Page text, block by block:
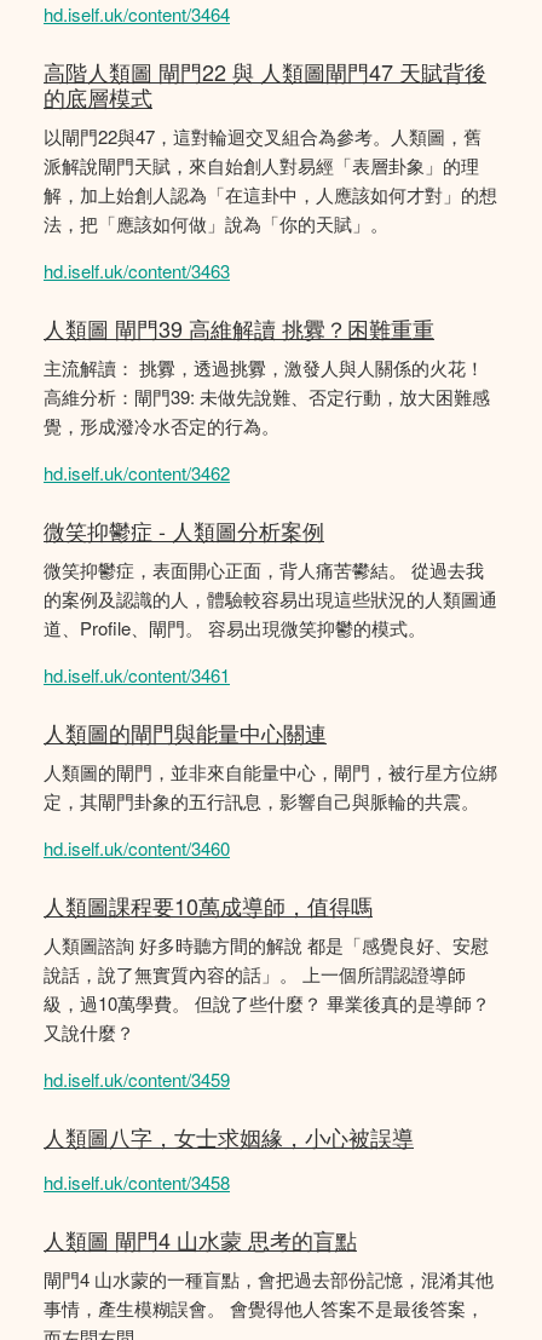
hd.iself.uk/content/3464
高階人類圖 閘門22 與 人類圖閘門47 天賦背後
的底層模式
以閘門22與47，這對輪迴交叉組合為參考。人類圖，舊
派解說閘門天賦，來自始創人對易經「表層卦象」的理
解，加上始創人認為「在這卦中，人應該如何才對」的想
法，把「應該如何做」說為「你的天賦」。
hd.iself.uk/content/3463
人類圖 閘門39 高維解讀 挑釁？困難重重
主流解讀： 挑釁，透過挑釁，激發人與人關係的火花！
高維分析：閘門39: 未做先說難、否定行動，放大困難感
覺，形成潑冷水否定的行為。
hd.iself.uk/content/3462
微笑抑鬱症 - 人類圖分析案例
微笑抑鬱症，表面開心正面，背人痛苦鬰結。 從過去我
的案例及認識的人，體驗較容易出現這些狀況的人類圖通
道、Profile、閘門。 容易出現微笑抑鬱的模式。
hd.iself.uk/content/3461
人類圖的閘門與能量中心關連
人類圖的閘門，並非來自能量中心，閘門，被行星方位綁
定，其閘門卦象的五行訊息，影響自己與脈輪的共震。
hd.iself.uk/content/3460
人類圖課程要10萬成導師，值得嗎
人類圖諮詢 好多時聽方間的解說 都是「感覺良好、安慰
說話，說了無實質內容的話」。 上一個所謂認證導師
級，過10萬學費。 但說了些什麼？ 畢業後真的是導師？
又說什麼？
hd.iself.uk/content/3459
人類圖八字，女士求姻緣，小心被誤導
hd.iself.uk/content/3458
人類圖 閘門4 山水蒙 思考的盲點
閘門4 山水蒙的一種盲點，會把過去部份記憶，混淆其他
事情，產生模糊誤會。 會覺得他人答案不是最後答案，